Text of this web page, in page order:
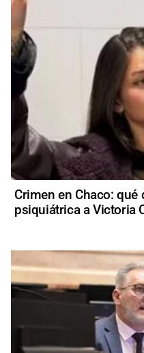
Crimen en Chaco:
psiquiátrica a Victoria